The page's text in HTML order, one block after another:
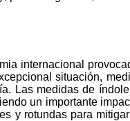
internacional
situación,
Las medidas de
un importante
y rotundas para